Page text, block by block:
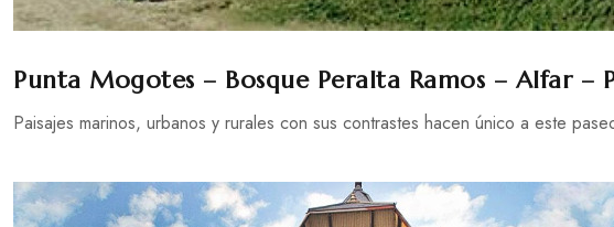
Punta Mogotes – Bosque Peralta Ramos – Alfar –
Paisajes marinos, urbanos y rurales con sus contrastes hacen único a este